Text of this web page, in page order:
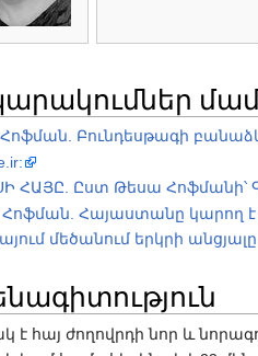
Բունդեսթագի
ՀԱՅԸ. Ըստ Թեսա Հոֆմանի՝
Հայաստանը կարող է
մեծանում երկրի
է հայ ժողովրդի նոր և